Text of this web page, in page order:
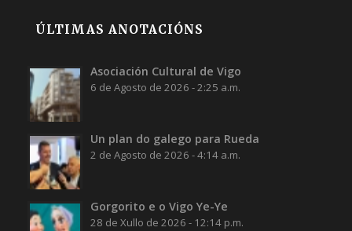
ÚLTIMAS ANOTACIÓNS
Asociación Cultural de Vigo
6 de Agosto de 2026 - 2:25 a.m.
Un plan do galego para Rueda
2 de Agosto de 2026 - 4:14 a.m.
Gorgorito e o Vigo Ye-Ye
28 de Xullo de 2026 - 12:14 p.m.